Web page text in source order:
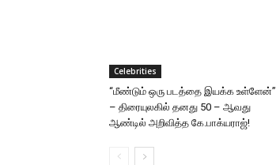
Celebrities
“மீண்டும் ஒரு படத்தை இயக்க உள்ளேன்”
– திரையுலகில் தனது 50 – ஆவது
ஆண்டில் அறிவித்த கே.பாக்யராஜ்!